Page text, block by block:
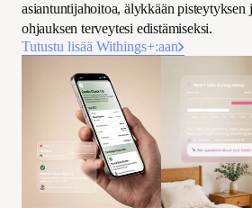
asiantuntijahoitoa, älykkään pisteytyksen
ohjauksen terveytesi edistämiseksi.
Tutustu lisää Withings+:aan